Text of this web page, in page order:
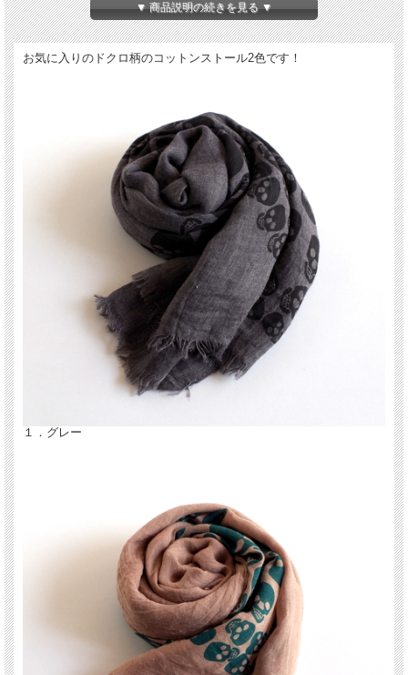
コットン100%の70×180センチの大判のストール。綿100%ならではの肌触りのい
シワシワな綿ストールとしてぐるぐると巻いて春・夏のUV対策として、ホテルや
▼ 商品説明の続きを見る ▼
お気に入りのドクロ柄のコットンストール2色です！
１．グレー